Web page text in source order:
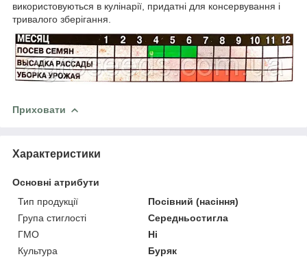
використовуються в кулінарії, придатні для консервування і
тривалого зберігання.
Приховати
Характеристики
Основні атрибути
Тип продукції
Посівний (насіння)
Група стиглості
Середньостигла
ГМО
Ні
Культура
Буряк